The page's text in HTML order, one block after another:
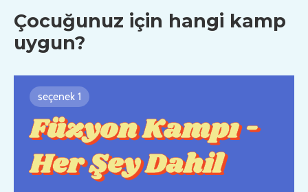
Çocuğunuz için hangi kamp
uygun?
seçenek 1
Füzyon Kampı -
Her Şey Dahil